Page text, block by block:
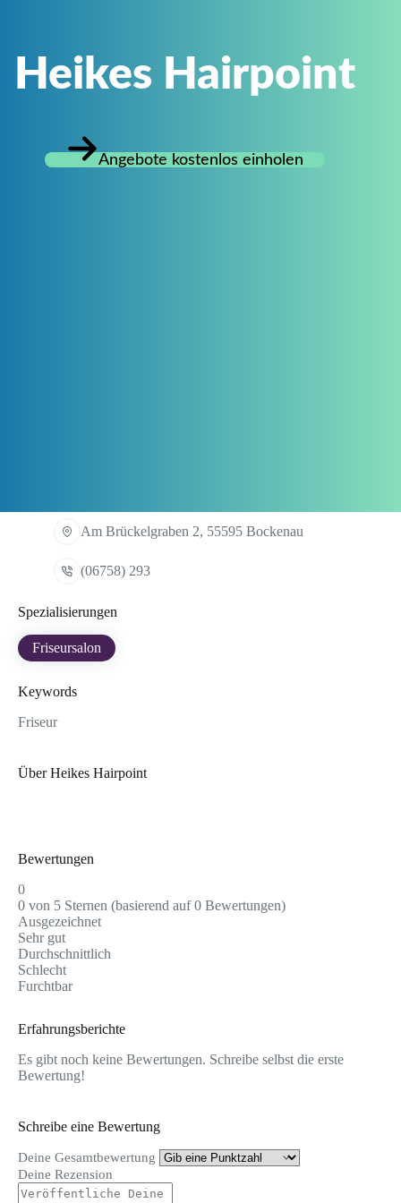
Heikes Hairpoint
Angebote kostenlos einholen
Am Brückelgraben 2, 55595 Bockenau
(06758) 293
Spezialisierungen
Friseursalon
Keywords
Friseur
Über Heikes Hairpoint
Bewertungen
0
0 von 5 Sternen (basierend auf 0 Bewertungen)
Ausgezeichnet
Sehr gut
Durchschnittlich
Schlecht
Furchtbar
Erfahrungsberichte
Es gibt noch keine Bewertungen. Schreibe selbst die erste
Bewertung!
Schreibe eine Bewertung
Deine Gesamtbewertung
Deine Rezension